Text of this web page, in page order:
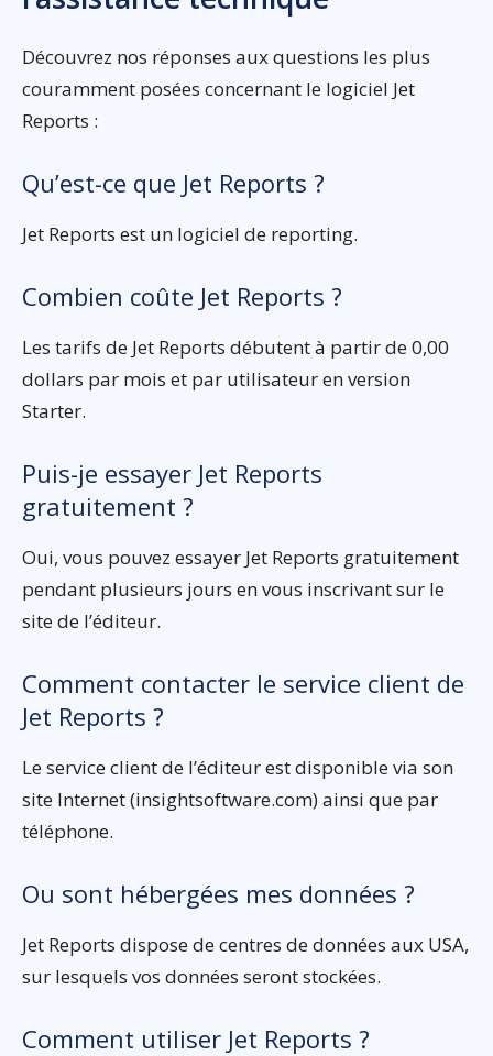
Découvrez nos réponses aux questions les plus
couramment posées concernant le logiciel Jet
Reports :
Qu’est-ce que Jet Reports ?
Jet Reports est un logiciel de reporting.
Combien coûte Jet Reports ?
Les tarifs de Jet Reports débutent à partir de 0,00
dollars par mois et par utilisateur en version
Starter.
Puis-je essayer Jet Reports
gratuitement ?
Oui, vous pouvez essayer Jet Reports gratuitement
pendant plusieurs jours en vous inscrivant sur le
site de l’éditeur.
Comment contacter le service client de
Jet Reports ?
Le service client de l’éditeur est disponible via son
site Internet (insightsoftware.com) ainsi que par
téléphone.
Ou sont hébergées mes données ?
Jet Reports dispose de centres de données aux USA,
sur lesquels vos données seront stockées.
Comment utiliser Jet Reports ?